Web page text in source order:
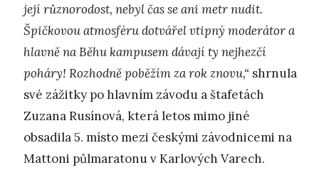
její různorodost, nebyl čas se ani metr nudit.
Špičkovou atmosféru dotvářel vtipný moderátor a
hlavně na Běhu kampusem dávají ty nejhezčí
poháry! Rozhodně poběžím za rok znovu,“ shrnula
své zážitky po hlavním závodu a štafetách
Zuzana Rusínová, která letos mimo jiné
obsadila 5. místo mezi českými závodnicemi na
Mattoni půlmaratonu v Karlových Varech.